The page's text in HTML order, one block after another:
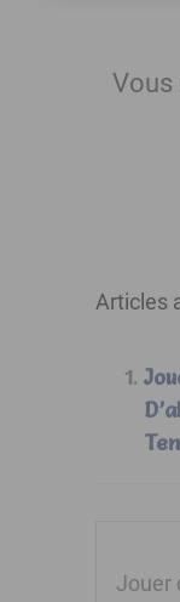
Vous
Articles
Jouer